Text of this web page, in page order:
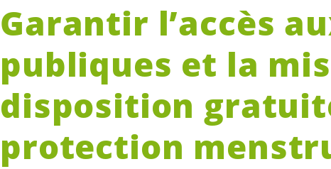
Garantir l’accès
publiques et la
disposition
protection